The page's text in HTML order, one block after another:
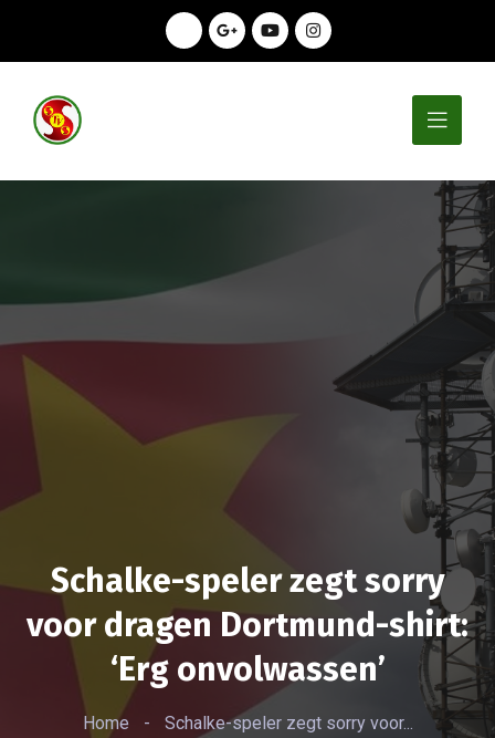
Schalke-speler zegt sorry
voor dragen Dortmund-shirt:
‘Erg onvolwassen’
Home - Schalke-speler zegt sorry voor...